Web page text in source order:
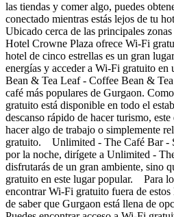
las tiendas y comer algo, puedes
conectado mientras estás lejos de tu
Ubicado cerca de las principales
Hotel Crowne Plaza ofrece Wi-Fi
hotel de cinco estrellas es un gran
energías y acceder a Wi-Fi gratuito
Bean & Tea Leaf - Coffee Bean &
café más populares de Gurgaon.
gratuito está disponible en todo el
descanso rápido de hacer turismo,
hacer algo de trabajo o simplemente
gratuito. Unlimited - The Café Bar -
por la noche, dirígete a Unlimited -
disfrutarás de un gran ambiente, sino
gratuito en este lugar popular. Para
encontrar Wi-Fi gratuito fuera de
de saber que Gurgaon está llena de